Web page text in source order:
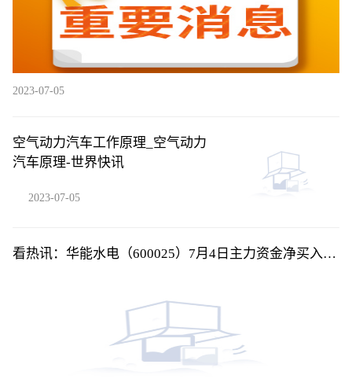
2023-07-05
空气动力汽车工作原理_空气动力
汽车原理-世界快讯
2023-07-05
看热讯：华能水电（600025）7月4日主力资金净买入